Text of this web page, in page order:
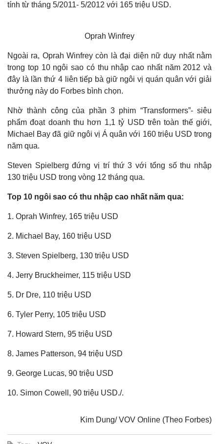
Thế giới
Quan sát
Hồ sơ
Multimedia
tính từ tháng 5/2011- 5/2012 với 165 triệu USD.
Oprah Winfrey
Ngoài ra, Oprah Winfrey còn là đại diện nữ duy nhất nằm
trong top 10 ngôi sao có thu nhập cao nhất năm 2012 và
đây là lần thứ 4 liên tiếp bà giữ ngôi vị quán quân với giải
thưởng này do Forbes bình chọn.
Nhờ thành công của phần 3 phim “Transformers”- siêu
phẩm đoạt doanh thu hơn 1,1 tỷ USD trên toàn thế giới,
Michael Bay đã giữ ngôi vị Á quân với 160 triệu USD trong
năm qua.
Steven Spielberg đứng vị trí thứ 3 với tổng số thu nhập
130 triệu USD trong vòng 12 tháng qua.
Top 10 ngôi sao có thu nhập cao nhất năm qua:
1. Oprah Winfrey, 165 triệu USD
2. Michael Bay, 160 triệu USD
3. Steven Spielberg, 130 triệu USD
4. Jerry Bruckheimer, 115 triệu USD
5. Dr Dre, 110 triệu USD
6. Tyler Perry, 105 triệu USD
7. Howard Stern, 95 triệu USD
8. James Patterson, 94 triệu USD
9. George Lucas, 90 triệu USD
10. Simon Cowell, 90 triệu USD./.
Kim Dung/ VOV Online (Theo Forbes)